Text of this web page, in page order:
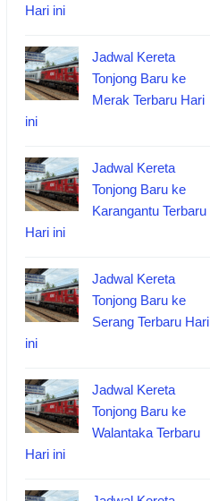
Hari ini
Jadwal Kereta
Tonjong Baru ke
Merak Terbaru Hari
ini
Jadwal Kereta
Tonjong Baru ke
Karangantu Terbaru
Hari ini
Jadwal Kereta
Tonjong Baru ke
Serang Terbaru Hari
ini
Jadwal Kereta
Tonjong Baru ke
Walantaka Terbaru
Hari ini